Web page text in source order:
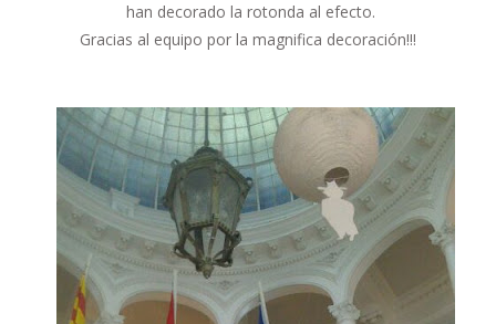
han decorado la rotonda al efecto.
Gracias al equipo por la magnifica decoración!!!